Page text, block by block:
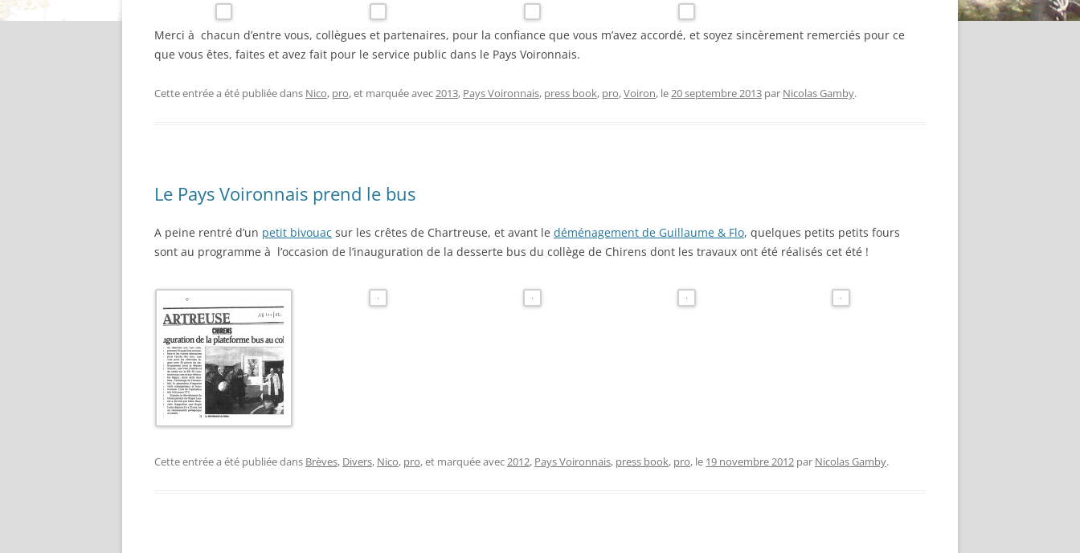
Merci à chacun d’entre vous, collègues et partenaires, pour la confiance que vous m’avez accordé, et soyez sincèrement remerciés pour ce
que vous êtes, faites et avez fait pour le service public dans le Pays Voironnais.
Cette entrée a été publiée dans Nico, pro, et marquée avec2013, Pays Voironnais, press book, pro,Voiron, le20 septembre 2013 par Nicolas Gamby.
Le Pays Voironnais prend le bus
A peine rentré d’un petit bivouac sur les crêtes de Chartreuse, et avant le déménagement de Guillaume & Flo, quelques petits petits fours
sont au programme à l’occasion de l’inauguration de la desserte bus du collège de Chirens dont les travaux ont été réalisés cet été !
Cette entrée a été publiée dans Brèves, Divers, Nico, pro, et marquée avec2012, Pays Voironnais, press book, pro, le 19 novembre 2012 par Nicolas Gamby.